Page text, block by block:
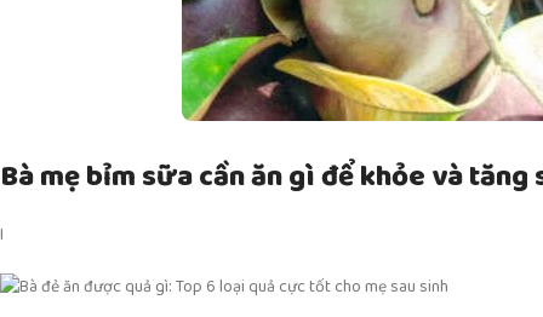
Bà mẹ bỉm sữa cần ăn gì để khỏe và tăng
I